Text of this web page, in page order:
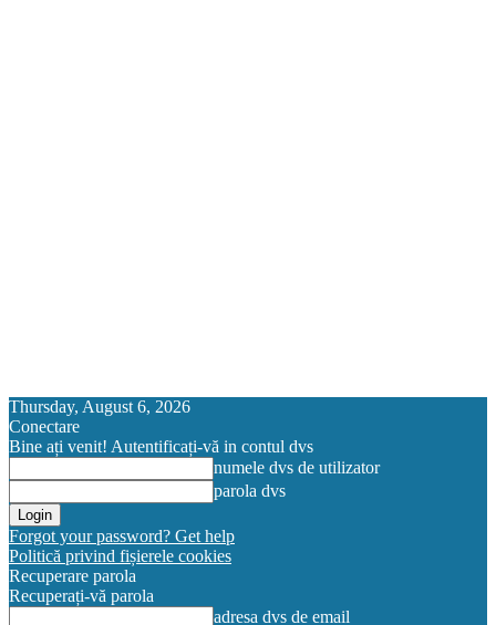
Thursday, August 6, 2026
Conectare
Bine ați venit! Autentificați-vă in contul dvs
numele dvs de utilizator
parola dvs
Forgot your password? Get help
Politică privind fișierele cookies
Recuperare parola
Recuperați-vă parola
adresa dvs de email